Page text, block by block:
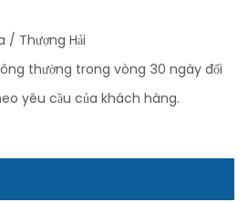
/ Thượng Hải
thường trong vòng 30 ngày đối
yêu cầu của khách hàng.